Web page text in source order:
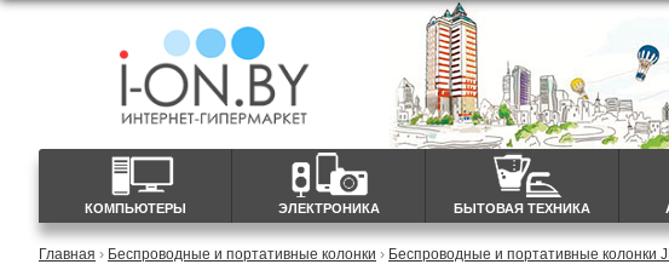
КОМПЬЮТЕРЫ ЭЛЕКТРОНИКА БЫТОВАЯ ТЕХНИКА
Главная › Беспроводные и портативные колонки › Беспроводные и портативные колонки